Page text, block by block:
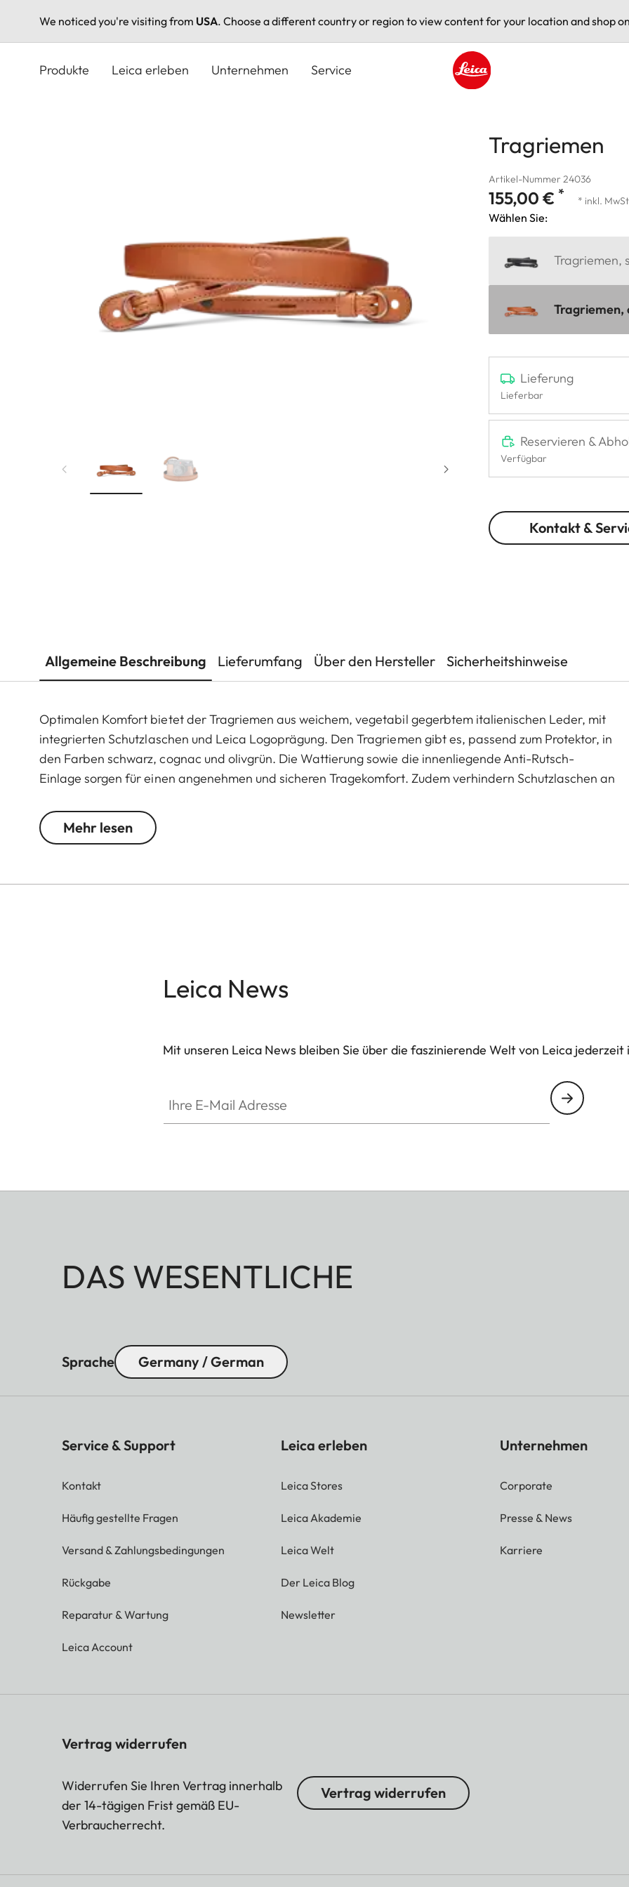
We noticed you're visiting from USA. Choose a different country or region to view content for your location and shop
Produkte Leica erleben Unternehmen Service
Tragriemen
Artikel-Nummer 24036
155,00 € * * inkl.
Wählen Sie:
Tragriemen,
Tragriemen,
Lieferung
Lieferbar
Reservieren &
Verfügbar
Kontakt &
Allgemeine Beschreibung Lieferumfang Über den Hersteller Sicherheitshinweise
Optimalen Komfort bietet der Tragriemen aus weichem, vegetabil gegerbtem italienischen Leder, mit
integrierten Schutzlaschen und Leica Logoprägung. Den Tragriemen gibt es, passend zum Protektor, in
den Farben schwarz, cognac und olivgrün. Die Wattierung sowie die innenliegende Anti-Rutsch-
Einlage sorgen für einen angenehmen und sicheren Tragekomfort. Zudem verhindern Schutzlaschen an
mit anderen Kamera Modellen mit Ringanbindung verwendet werden, bspw. mit einer D-Lux 7, Cl, Q2,
Q3 oder weiteren M-Modellen.
Mehr lesen
Leica News
Mit unseren Leica News bleiben Sie über die faszinierende Welt von Leica
DAS WESENTLICHE
Sprache Germany / German
Service & Support
Kontakt
Häufig gestellte Fragen
Versand & Zahlungsbedingungen
Rückgabe
Reparatur & Wartung
Leica Account
Leica erleben
Leica Stores
Leica Akademie
Leica Welt
Der Leica Blog
Newsletter
Unternehmen
Corporate
Presse & News
Karriere
Vertrag widerrufen
Widerrufen Sie Ihren Vertrag innerhalb
der 14-tägigen Frist gemäß EU-
Verbraucherrecht.
Vertrag widerrufen